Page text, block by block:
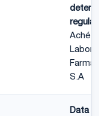
Aché
S.A
Data